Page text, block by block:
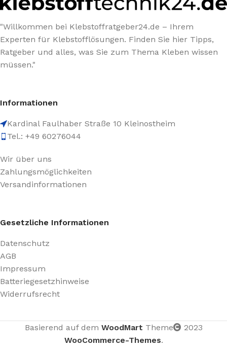
"Willkommen bei Klebstoffratgeber24.de – Ihrem
Experten für Klebstofflösungen. Finden Sie hier Tipps,
Ratgeber und alles, was Sie zum Thema Kleben wissen
müssen."
Informationen
Kardinal Faulhaber Straße 10 Kleinostheim
Tel.: +49 60276044
Wir über uns
Zahlungsmöglichkeiten
Versandinformationen
Gesetzliche Informationen
Datenschutz
AGB
Impressum
Batteriegesetzhinweise
Widerrufsrecht
Basierend auf dem WoodMart Theme
2023
WooCommerce-Themes.